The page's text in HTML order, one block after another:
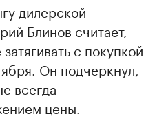
дилерской
Блинов считает,
с покупкой
Он подчеркнул,
всегда
цены.